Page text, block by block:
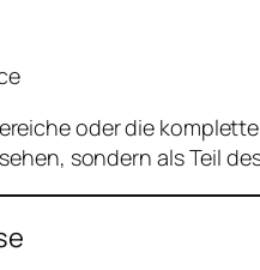
oder die
sondern als Teil